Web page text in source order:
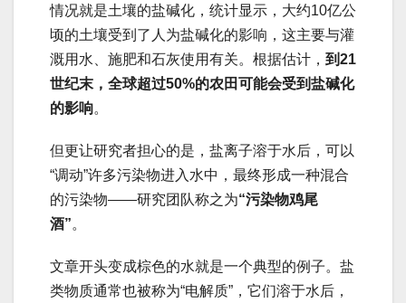
情况就是土壤的盐碱化，统计显示，大约10亿公
顷的土壤受到了人为盐碱化的影响，这主要与灌
溉用水、施肥和石灰使用有关。根据估计， 到21
世纪末，全球超过50%的农田可能会受到盐碱化
的影响。
但更让研究者担心的是，盐离子溶于水后，可以
“调动”许多污染物进入水中，最终形成一种混合
的污染物——研究团队称之为“污染物鸡尾
酒”。
文章开头变成棕色的水就是一个典型的例子。盐
类物质通常也被称为“电解质”，它们溶于水后，